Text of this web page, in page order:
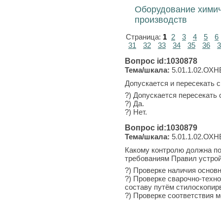
Оборудование
производств
Страница: 1 2 3 4 5
6
31
32 33 34 35 36
Вопрос id:1030878
Тема/шкала:
Допускается и пересекать
?) Допускается
?) Да.
?) Нет.
Вопрос id:1030879
Тема/шкала:
Какому контролю должна
требованиям Правил
?) Проверке наличия
?) Проверке сварочно-
составу путём
?) Проверке соответствия